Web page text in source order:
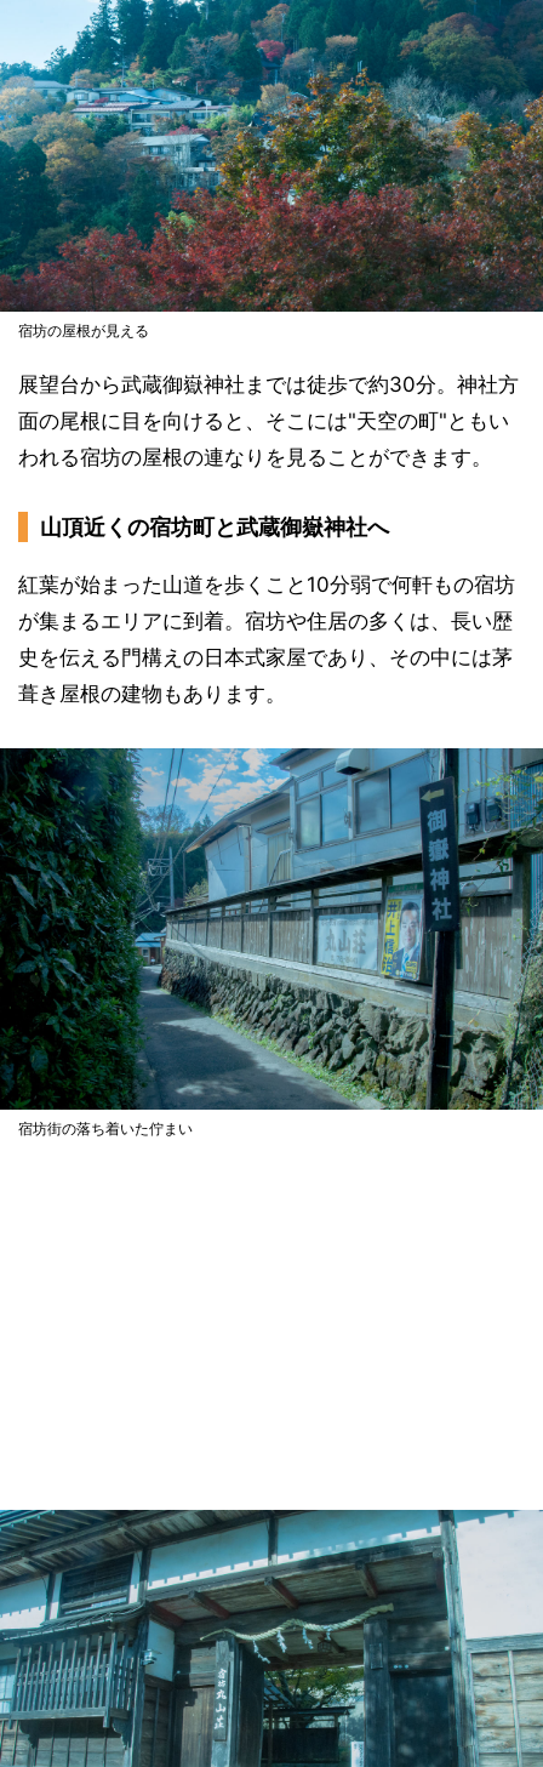
宿坊の屋根が見える
展望台から武蔵御嶽神社までは徒歩で約30分。神社方
面の尾根に目を向けると、そこには"天空の町"ともい
われる宿坊の屋根の連なりを見ることができます。
山頂近くの宿坊町と武蔵御嶽神社へ
紅葉が始まった山道を歩くこと10分弱で何軒もの宿坊
が集まるエリアに到着。宿坊や住居の多くは、長い歴
史を伝える門構えの日本式家屋であり、その中には茅
葺き屋根の建物もあります。
宿坊街の落ち着いた佇まい